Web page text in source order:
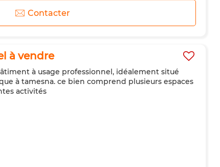
Contacter
à vendre
à usage professionnel, idéalement situé
à tamesna. ce bien comprend plusieurs espaces
activités